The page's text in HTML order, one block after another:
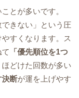
とが多いです。
できない」という圧
すくなります。ス
「優先順位を1つ
どけた回数が多い
決断が運を上げやす